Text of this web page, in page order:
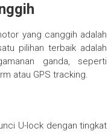
yang canggih adalah
pilihan terbaik adalah
ganda, seperti
atau GPS tracking.
U-lock dengan tingkat